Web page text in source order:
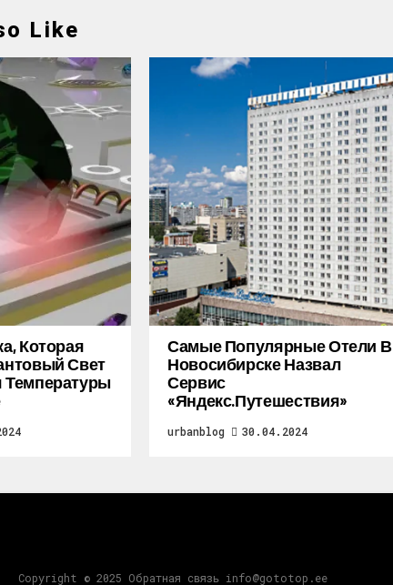
Like
Которая
Свет
Самые Популярные Отели В
Новосибирске Назвал
Сервис
«Яндекс.Путешествия»
urbanblog 30.04.2024
Copyright © 2025 Обратная связь info@gototop.ee